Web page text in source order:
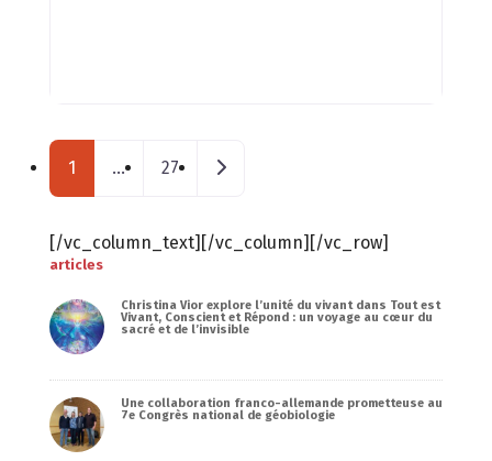
Posts navigation
1 … 27 Messages plus anciens
[/vc_column_text][/vc_column][/vc_row]
articles
Christina Vior explore l’unité du vivant dans Tout est
Vivant, Conscient et Répond : un voyage au cœur du
sacré et de l’invisible
Une collaboration franco-allemande prometteuse au
7e Congrès national de géobiologie